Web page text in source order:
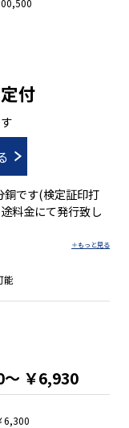
付
です(検定証印打
料金にて発行致し
能
～ ￥6,930
6,300